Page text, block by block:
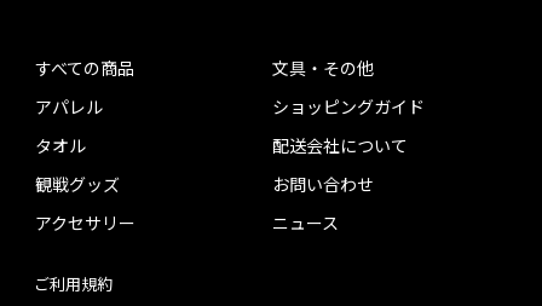
すべての商品
アパレル
タオル
観戦グッズ
アクセサリー
文具・その他
ショッピングガイド
配送会社について
お問い合わせ
ニュース
ご利用規約